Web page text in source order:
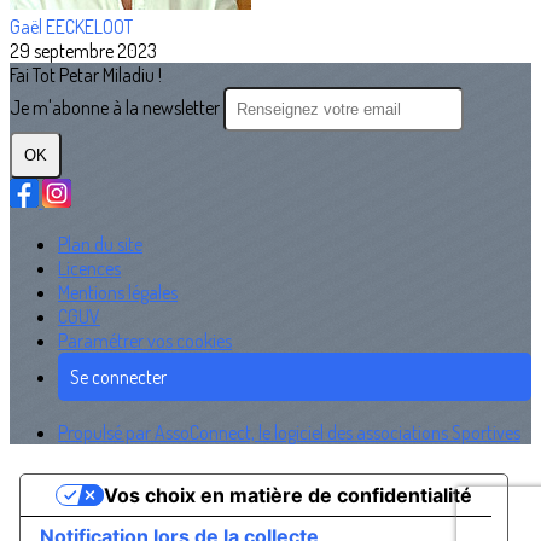
Gaël EECKELOOT
29 septembre 2023
Fai Tot Petar Miladiu !
Je m'abonne à la newsletter
OK
Plan du site
Licences
Mentions légales
CGUV
Paramétrer vos cookies
Se connecter
Propulsé par AssoConnect, le logiciel des associations Sportives
Vos choix en matière de confidentialité